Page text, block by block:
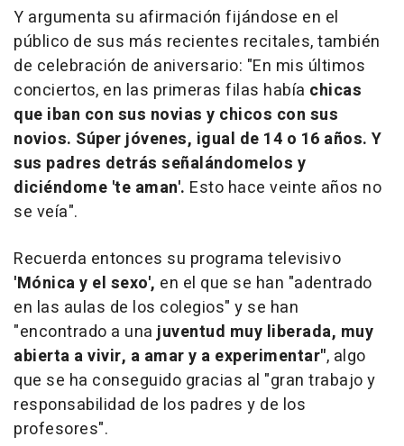
Y argumenta su afirmación fijándose en el
público de sus más recientes recitales, también
de celebración de aniversario: "En mis últimos
conciertos, en las primeras filas había chicas
que iban con sus novias y chicos con sus
novios. Súper jóvenes, igual de 14 o 16 años. Y
sus padres detrás señalándomelos y
diciéndome 'te aman'. Esto hace veinte años no
se veía".
Recuerda entonces su programa televisivo
'Mónica y el sexo', en el que se han "adentrado
en las aulas de los colegios" y se han
"encontrado a unajuventud muy liberada, muy
abierta a vivir, a amar y a experimentar", algo
que se ha conseguido gracias al "gran trabajo y
responsabilidad de los padres y de los
profesores".